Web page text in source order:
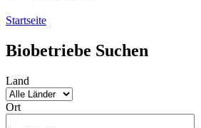
Startseite
Biobetriebe Suchen
Land
Ort